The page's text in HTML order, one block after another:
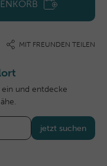
MIT FREUNDEN TEILEN
ein und entdecke
jetzt suchen